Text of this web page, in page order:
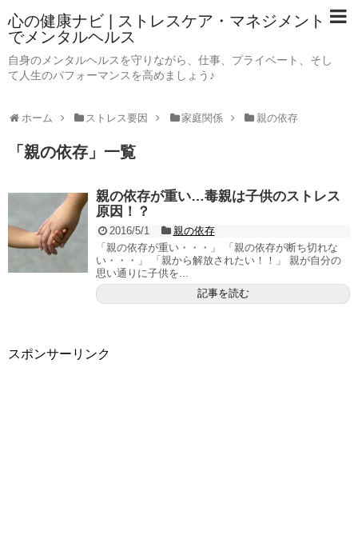
心の健康ナビ | ストレスケア・マネジメント
でメンタルヘルス
自身のメンタルヘルスを守りながら、仕事、プライベート、そし
て人生のパフォーマンスを高めましょう♪
ホーム ストレス要因 家庭関係 親の依存
「 親の依存 」 一覧
親の依存が重い…毒親は子供のストレス
原因！？
2016/5/1
親の依存
「親の依存が重い・・・」 「親の依存が断ち切れな
い・・・」 「親から解放されたい！！」 親が自分の
思い通りに子供を...
記事を読む
スポンサーリンク